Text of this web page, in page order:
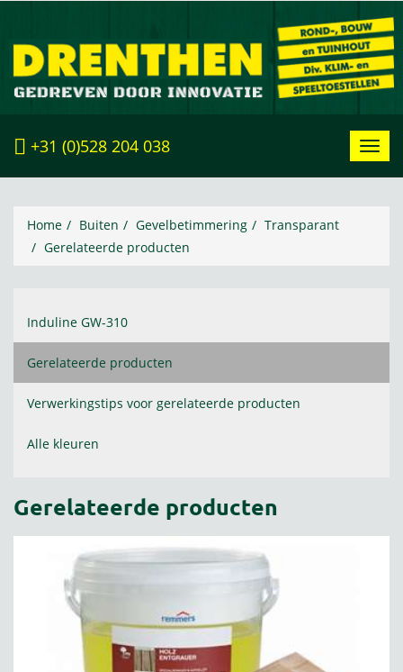
+31 (0)528 204 038
Home Buiten Gevelbetimmering
Transparant
Gerelateerde producten
Induline GW-310
Gerelateerde producten
Verwerkingstips voor gerelateerde producten
Alle kleuren
Gerelateerde producten